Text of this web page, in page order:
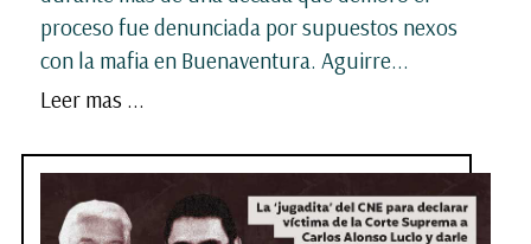
proceso fue denunciada por supuestos nexos
con la mafia en Buenaventura. Aguirre...
Leer mas ...